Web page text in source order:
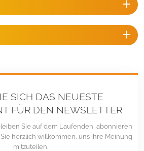
und
SICH DAS NEUESTE
FÜR DEN NEWSLETTER
Sie auf dem Laufenden, abonnieren
herzlich willkommen, uns Ihre Meinung
mitzuteilen.